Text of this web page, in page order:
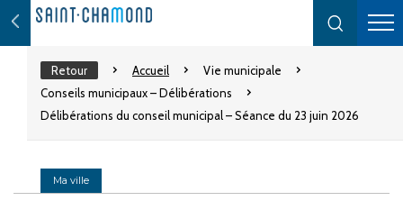
Retour Accueil
Vie municipale
Conseils municipaux – Délibérations
Délibérations du conseil municipal – Séance du 23 juin 2026
Ma ville